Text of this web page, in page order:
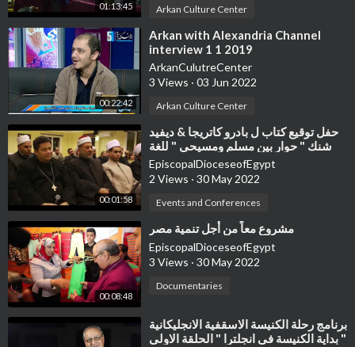
01:13:45 Arkan Culture Center
00:22:42
⁣Arkan with Alexandria Channel
interview 1 1 2019
ArkanCulutreCenter
3 Views · 03 Jun 2022
Arkan Culture Center
00:01:58
⁣حفل توقيع كتاب ل بادرو كاتريجا & ديفيد
شنك " حوار بين مسلم ومسيحي " للغة
العربية
EpiscopalDioceseofEgypt
2 Views · 30 May 2022
Events and Conferences
00:08:48
⁣مشروع معاً من أجل تنمية مصر
EpiscopalDioceseofEgypt
3 Views · 30 May 2022
Documentaries
⁣برنامج رحلة الكنيسة الاسقفية الانجليكانية
" بداية الكنيسة في انجلترا " الحلقة الاولى